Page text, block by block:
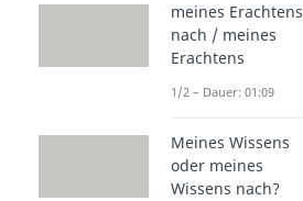
meines Erachtens
nach / meines
Erachtens
1/2 – Dauer: 01:09
Meines Wissens
oder meines
Wissens nach?